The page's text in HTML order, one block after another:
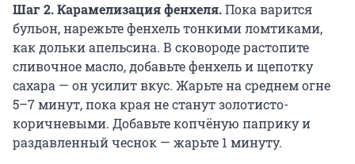
Шаг 2. Карамелизация фенхеля.Пока варится
бульон, нарежьте фенхель тонкими ломтиками,
как дольки апельсина. В сковороде растопите
сливочное масло, добавьте фенхель и щепотку
сахара — он усилит вкус. Жарьте на среднем огне
5–7 минут, пока края не станут золотисто-
коричневыми. Добавьте копчёную паприку и
раздавленный чеснок — жарьте 1 минуту.